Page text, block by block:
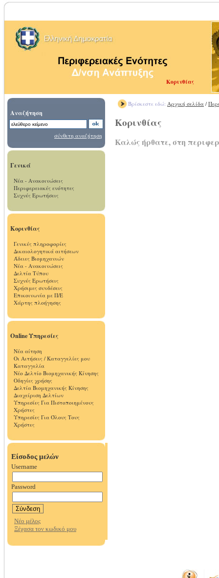
Κορινθίας
Αναζήτηση
σύνθετη αναζήτηση
Γενικά
Νέα - Ανακοινώσεις
Περιφερειακές ενότητες
Συχνές Ερωτήσεις
Κορινθίας
Γενικές πληροφορίες
Δικαιολογητικά αιτήσεων
Άδειες Βιομηχανιών
Νέα - Ανακοινώσεις
Δελτία Τύπου
Συχνές Ερωτήσεις
Χρήσιμες συνδέσεις
Επικοινωνία με Π/Ε
Χάρτης πλοήγησης
Online Υπηρεσίες
Νέα αίτηση
Οι Αιτήσεις / Καταγγελίες μου
Καταγγελία
Νέο Δελτίο Βιομηχανικής Κίνησης
Οδηγίες χρήσης
Δελτία Βιομηχανικής Κίνησης
Διαχείριση Δελτίων
Υπηρεσίες Για Πιστοποιημένους
Χρήστες
Υπηρεσίες Για Όλους Τους
Χρήστες
Βρίσκεστε εδώ: Αρχική σελίδα /
Κορινθίας
Καλώς ήρθατε, στη